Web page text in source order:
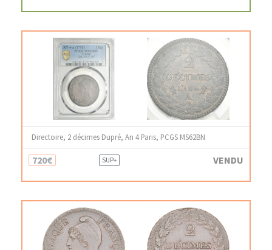
Directoire, 2 décimes Dupré, An 4 Paris, PCGS MS62BN
720€ SUP+ VENDU